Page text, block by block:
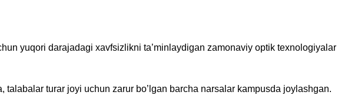
yuqori darajadagi xavfsizlikni ta’minlaydigan zamonaviy optik texnologiyalar
turar joyi uchun zarur bo’lgan barcha narsalar kampusda joylashgan.